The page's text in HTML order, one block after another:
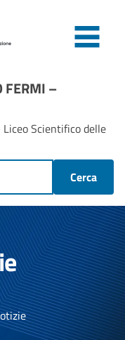
FERMI –
Scientifico delle
Cerca